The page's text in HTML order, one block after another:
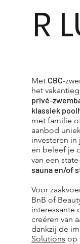
R
Met CBC-
het
privé-
klassiek
met familie
aanbod
investeren in
en beleef je
van een
sauna en/of
Voor
BnB of
interessante
creëren van
dankzij de
Solutions op